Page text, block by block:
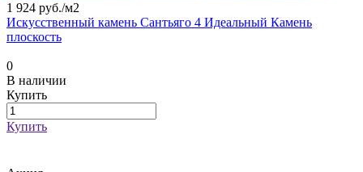
1 924 руб./м2
Искусственный камень Сантьяго 4 Идеальный Камень
плоскость
0
В наличии
Купить
Купить